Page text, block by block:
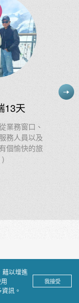
+冰島21
的專業與
指定選Tody
與文
藉以增進
訊。
我接受